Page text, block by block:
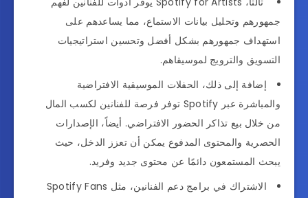
جمهورهم وتحليل بيانات الاستماع، مما يساعدهم على
استهداف جمهورهم بشكل أفضل وتحسين استراتيجيات
التسويق والترويج لموسيقاهم.
إضافة إلى ذلك، الحفلات الموسيقية الافتراضية
والمباشرة عبر Spotify توفر فرصة للفنانين لكسب المال
من خلال بيع تذاكر الحضور الافتراضي. أيضاً، الإصدارات
الحصرية والمحتوى المدفوع يمكن أن تعزز الدخل، حيث
يبحث المستمعون دائمًا عن محتوى جديد وفريد.
الاشتراك في برامج دعم الفنانين، مثل Spotify Fans